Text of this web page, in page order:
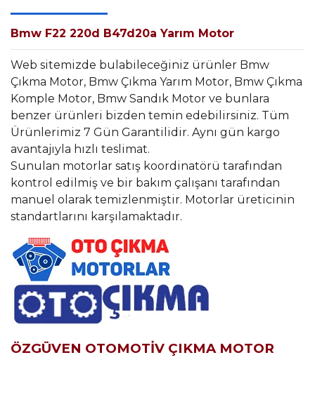
Bmw F22 220d B47d20a Yarım Motor
Web sitemizde bulabileceğiniz ürünler Bmw
Çıkma Motor, Bmw Çıkma Yarım Motor, Bmw Çıkma
Komple Motor, Bmw Sandık Motor ve bunlara
benzer ürünleri bizden temin edebilirsiniz. Tüm
Ürünlerimiz 7 Gün Garantilidir. Aynı gün kargo
avantajıyla hızlı teslimat.
Sunulan motorlar satış koordinatörü tarafından
kontrol edilmiş ve bir bakım çalışanı tarafından
manuel olarak temizlenmiştir. Motorlar üreticinin
standartlarını karşılamaktadır.
ÖZGÜVEN OTOMOTİV ÇIKMA MOTOR